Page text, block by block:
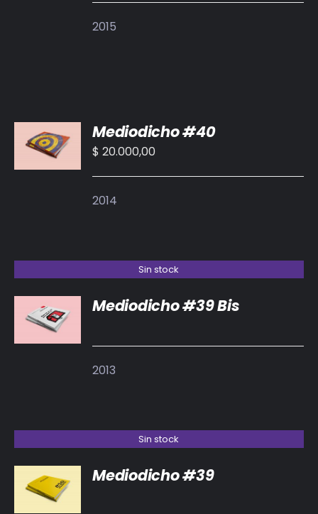
2015
AL
CARRITO
/
Mediodicho #40
$ 20.000,00
2014
Sin stock
DETALLES
Mediodicho #39 Bis
2013
Sin stock
DETALLES
Mediodicho #39